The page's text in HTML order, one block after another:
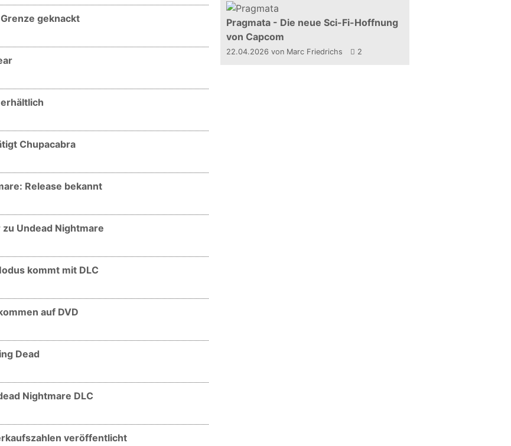
geknackt
Chupacabra
Release bekannt
Undead Nightmare
kommt mit DLC
auf DVD
Dead
Nightmare DLC
veröffentlicht
Pragmata - Die neue Sci-Fi-Hoffnung
von Capcom
22.04.2026 von Marc Friedrichs 2